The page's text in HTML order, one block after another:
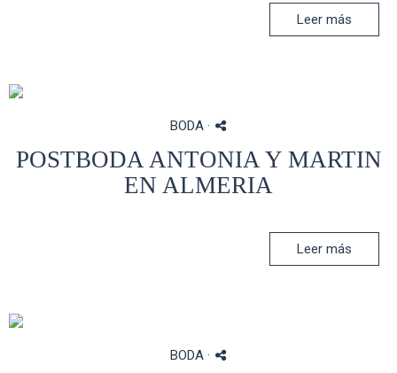
Leer más
BODA·
POSTBODA ANTONIA Y MARTIN
EN ALMERIA
Leer más
BODA·